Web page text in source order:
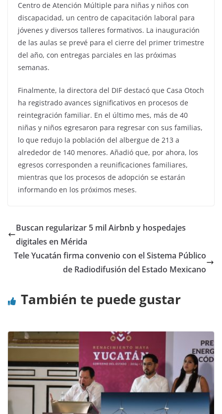
Centro de Atención Múltiple para niñas y niños con
discapacidad, un centro de capacitación laboral para
jóvenes y diversos talleres formativos. La inauguración
de las aulas se prevé para el cierre del primer trimestre
del año, con entregas parciales en las próximas
semanas.
Finalmente, la directora del DIF destacó que Casa Otoch
ha registrado avances significativos en procesos de
reintegración familiar. En el último mes, más de 40
niñas y niños egresaron para regresar con sus familias,
lo que redujo la población del albergue de 213 a
alrededor de 140 menores. Añadió que, por ahora, los
egresos corresponden a reunificaciones familiares,
mientras que los procesos de adopción se estarán
informando en los próximos meses.
Buscan regularizar 5 mil Airbnb y hospedajes
digitales en Mérida
Tele Yucatán firma convenio con el Sistema Público
de Radiodifusión del Estado Mexicano
También te puede gustar